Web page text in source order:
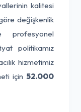
kalitesi
değişkenlik
profesyonel
politikamız
hizmetimiz
için 52.000